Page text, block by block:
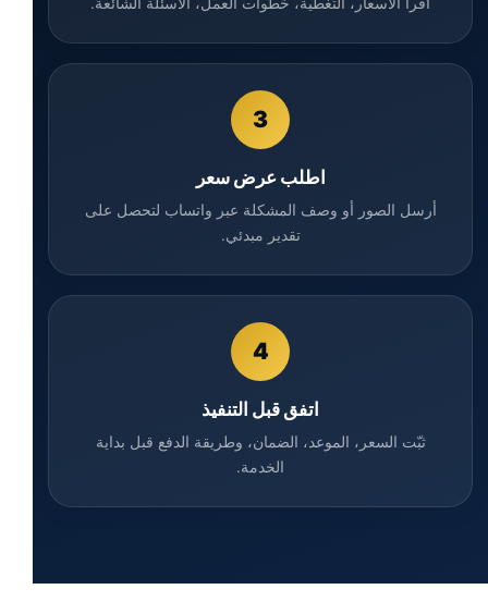
3
اطلب عرض سعر
أرسل الصور أو وصف المشكلة عبر واتساب لتحصل على
تقدير مبدئي.
4
اتفق قبل التنفيذ
ثبّت السعر، الموعد، الضمان، وطريقة الدفع قبل بداية
الخدمة.